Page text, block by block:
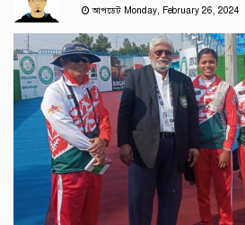
আপডেট Monday, February 26, 2024